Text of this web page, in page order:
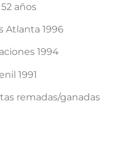
años
Atlanta 1996
1994
1991
remadas/ganadas